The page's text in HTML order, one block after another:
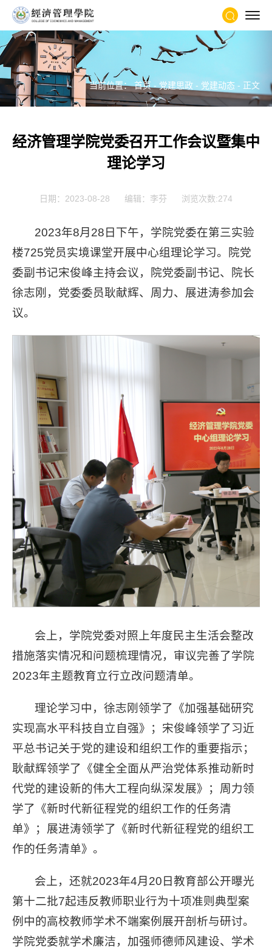
当前位置：首页- 党建思政 - 党建动态 - 正文
经济管理学院党委召开工作会议暨集中
理论学习
日期：2023-08-28 编辑：李芬 浏览次数:274
2023年8月28日下午，学院党委在第三实验
楼725党员实境课堂开展中心组理论学习。院党
委副书记宋俊峰主持会议，院党委副书记、院长
徐志刚，党委委员耿献辉、周力、展进涛参加会
议。
会上，学院党委对照上年度民主生活会整改
措施落实情况和问题梳理情况，审议完善了学院
2023年主题教育立行立改问题清单。
理论学习中，徐志刚领学了《加强基础研究
实现高水平科技自立自强》；宋俊峰领学了习近
平总书记关于党的建设和组织工作的重要指示；
耿献辉领学了《健全全面从严治党体系推动新时
代党的建设新的伟大工程向纵深发展》；周力领
学了《新时代新征程党的组织工作的任务清
单》；展进涛领学了《新时代新征程党的组织工
作的任务清单》。
会上，还就2023年4月20日教育部公开曝光
第十二批7起违反教师职业行为十项准则典型案
例中的高校教师学术不端案例展开剖析与研讨。
学院党委就学术廉洁，加强师德师风建设、学术